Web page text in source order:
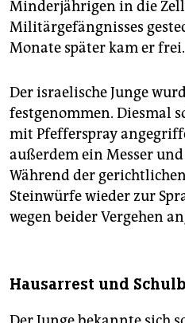
Minderjährigen in die
Militärgefängnisses
Monate später kam er frei.
Der israelische Junge
festgenommen. Diesmal
mit Pfefferspray
außerdem ein Messer
Während der
Steinwürfe wieder zur
wegen beider Vergehen
Hausarrest und